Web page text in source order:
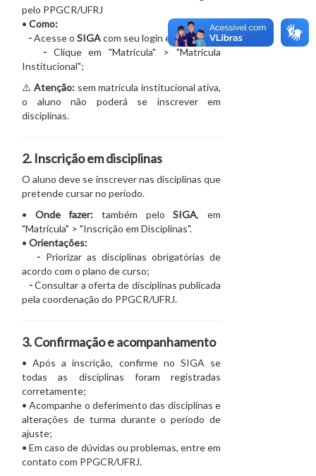
pelo PPGCR/UFRJ
• Como:
-Acesse o SIGAcom seu login e senha;
-Clique em "Matrícula" > "Matrícula
Institucional";
⚠️ Atenção: sem matrícula institucional ativa,
o aluno não poderá se inscrever em
disciplinas.
2. Inscrição em disciplinas
O aluno deve se inscrever nas disciplinas que
pretende cursar no período.
• Onde fazer: também peloSIGA, em
"Matrícula" > "Inscrição em Disciplinas".
• Orientações:
- Priorizar as disciplinas obrigatórias de
acordo com o plano de curso;
-Consultar a oferta de disciplinas publicada
pela coordenação do PPGCR/UFRJ.
3. Confirmação e acompanhamento
• Após a inscrição, confirme no SIGA se
todas as disciplinas foram registradas
corretamente;
• Acompanhe o deferimento das disciplinas e
alterações de turma durante o período de
ajuste;
• Em caso de dúvidas ou problemas, entre em
contato com PPGCR/UFRJ.